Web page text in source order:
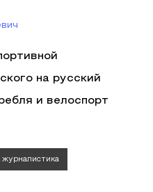
на русский
и велоспорт
журналистика